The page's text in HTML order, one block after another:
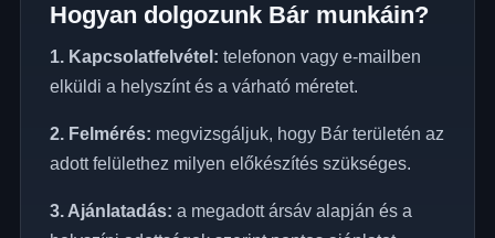
Hogyan dolgozunk Bár munkáin?
1. Kapcsolatfelvétel: telefonon vagy e-mailben
elküldi a helyszínt és a várható méretet.
2. Felmérés: megvizsgáljuk, hogy Bár területén az
adott felülethez milyen előkészítés szükséges.
3. Ajánlatadás: a megadott ársáv alapján és a